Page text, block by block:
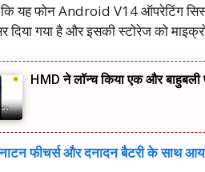
यह फोन Android V14 ऑपरेटिंग
दिया गया है और इसकी स्टोरेज को
HMD ने लॉन्च किया एक और
फीचर्स और दनादन बैटरी के साथ